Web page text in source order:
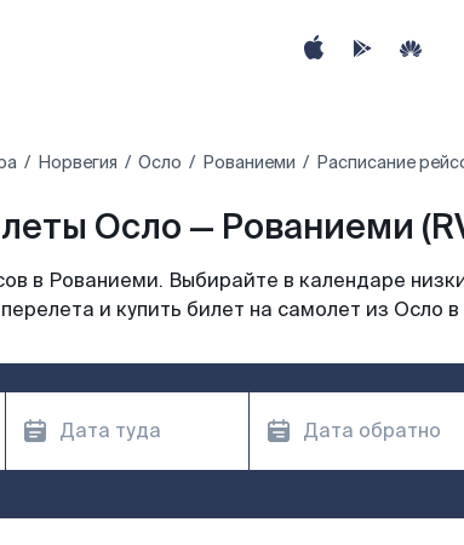
Норвегия Осло Рованиеми Расписание
Осло — Рованиеми
в Рованиеми. Выбирайте в календаре
и купить билет на самолет из Осло